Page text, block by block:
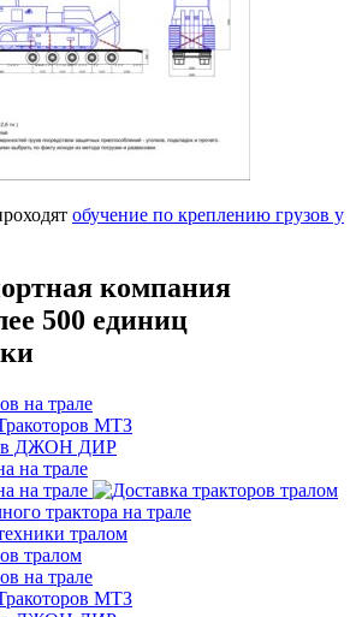
обучение по креплению грузов у
компания
500 единиц